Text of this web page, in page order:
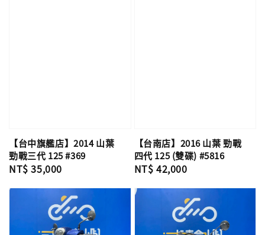
【台中旗艦店】2014 山葉
勁戰三代 125 #369
Regular
NT$ 35,000
【台南店】2016 山葉 勁戰
四代 125 (雙碟) #5816
Regular
NT$ 42,000